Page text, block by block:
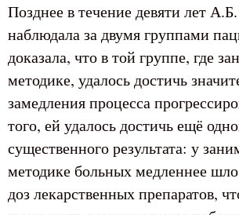
Позднее в течение девяти лет
наблюдала за двумя группами
доказала, что в той группе, где
методике, удалось достичь
замедления процесса
того, ей удалось достичь ещё
существенного результата: у
методике больных медленнее
доз лекарственных препаратов,